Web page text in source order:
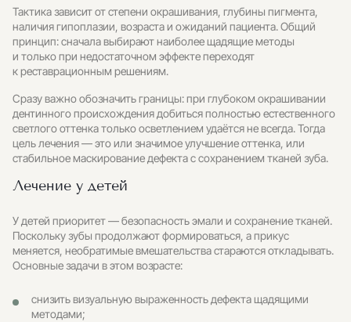
Тактика зависит от степени окрашивания, глубины пигмента,
наличия гипоплазии, возраста и ожиданий пациента. Общий
принцип: сначала выбирают наиболее щадящие методы
и только при недостаточном эффекте переходят
к реставрационным решениям.
Сразу важно обозначить границы: при глубоком окрашивании
дентинного происхождения добиться полностью естественного
светлого оттенка только осветлением удаётся не всегда. Тогда
цель лечения — это или значимое улучшение оттенка, или
стабильное маскирование дефекта с сохранением тканей зуба.
Лечение у детей
У детей приоритет — безопасность эмали и сохранение тканей.
Поскольку зубы продолжают формироваться, а прикус
меняется, необратимые вмешательства стараются откладывать.
Основные задачи в этом возрасте:
снизить визуальную выраженность дефекта щадящими
методами;